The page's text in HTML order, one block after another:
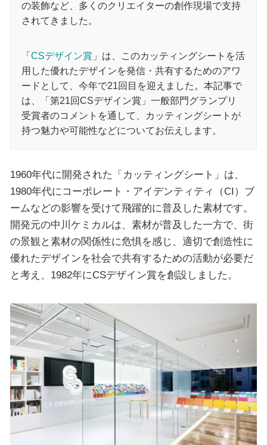
の装飾など、多くのクリエイターの創作現場で支持
されてきました。
「 CSデザイン賞 」は、このカッティングシートを活
用した優れたデザインを発信・共有するためのアワ
ードとして、今年で21回目を迎えました。本記事で
は、「第21回CSデザイン賞」一般部門グランプリ
受賞者のコメントを通して、カッティングシートが
持つ魅力や可能性などについてお伝えします。
1960年代に開発された「カッティングシート」は、
1980年代にコーポレート・アイデンティティ（CI）ブ
ームなどの影響を受けて飛躍的に普及した素材です。
開発元の中川ケミカルは、素材が普及した一方で、街
の景観と素材の関係性に危惧を感じ、適切で創造性に
優れたデザインを社会で共有するための活動が必要だ
と考え、1982年にCSデザイン賞を創設しました。